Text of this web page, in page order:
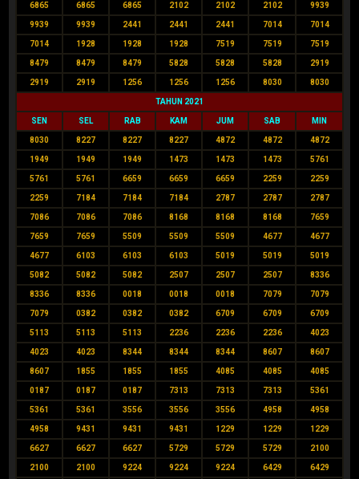
6865 6865 6865 2102 2102 2102 9939
9939 9939 2441 2441 2441 7014 7014
7014 1928 1928 1928 7519 7519 7519
8479 8479 8479 5828 5828 5828 2919
2919 2919 1256 1256 1256 8030 8030
TAHUN 2021
SEN SEL RAB KAM JUM SAB MIN
8030 8227 8227 8227 4872 4872 4872
1949 1949 1949 1473 1473 1473 5761
5761 5761 6659 6659 6659 2259 2259
2259 7184 7184 7184 2787 2787 2787
7086 7086 7086 8168 8168 8168 7659
7659 7659 5509 5509 5509 4677 4677
4677 6103 6103 6103 5019 5019 5019
5082 5082 5082 2507 2507 2507 8336
8336 8336 0018 0018 0018 7079 7079
7079 0382 0382 0382 6709 6709 6709
5113 5113 5113 2236 2236 2236 4023
4023 4023 8344 8344 8344 8607 8607
8607 1855 1855 1855 4085 4085 4085
0187 0187 0187 7313 7313 7313 5361
5361 5361 3556 3556 3556 4958 4958
4958 9431 9431 9431 1229 1229 1229
6627 6627 6627 5729 5729 5729 2100
2100 2100 9224 9224 9224 6429 6429